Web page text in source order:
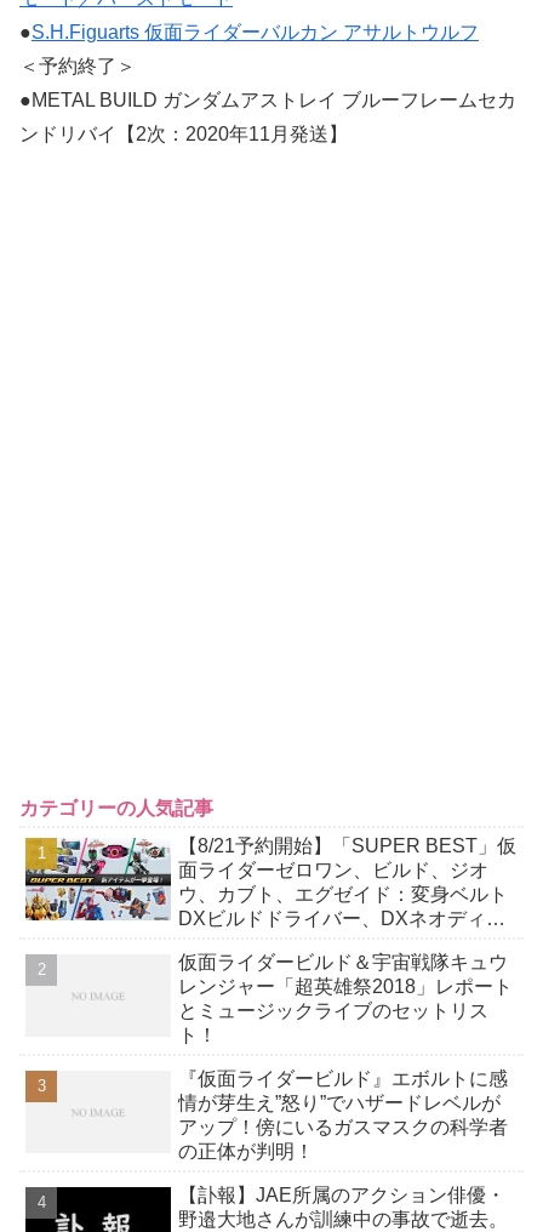
●S.H.Figuarts 仮面ライダーバルカン アサルトウルフ
＜予約終了＞
●METAL BUILD ガンダムアストレイ ブルーフレームセカ
ンドリバイ【2次：2020年11月発送】
カテゴリーの人気記事
【8/21予約開始】「SUPER BEST」仮
面ライダーゼロワン、ビルド、ジオ
ウ、カブト、エグゼイド：変身ベルト
DXビルドドライバー、DXネオディケ
か12点！
仮面ライダービルド＆宇宙戦隊キュウ
レンジャー「超英雄祭2018」レポート
とミュージックライブのセットリス
ト！
『仮面ライダービルド』エボルトに感
情が芽生え”怒り”でハザードレベルが
アップ！傍にいるガスマスクの科学者
の正体が判明！
【訃報】JAE所属のアクション俳優・
野邉大地さんが訓練中の事故で逝去。